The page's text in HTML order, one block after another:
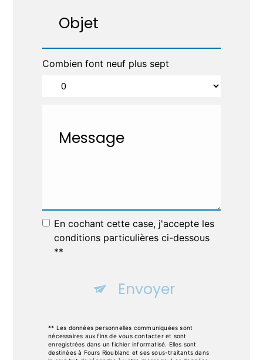
Combien font neuf plus sept
En cochant cette case, j'accepte les
conditions particulières ci-dessous
**
Envoyer
** Les données personnelles communiquées sont
nécessaires aux fins de vous contacter et sont
enregistrées dans un fichier informatisé. Elles sont
destinées à Fours Rioublanc et ses sous-traitants dans